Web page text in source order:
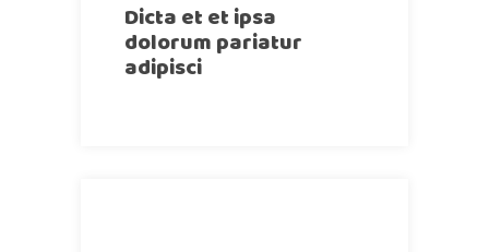
Dicta et et ipsa
dolorum pariatur
adipisci